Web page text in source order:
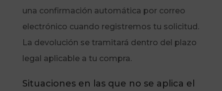
una confirmación automática por correo
electrónico cuando registremos tu solicitud.
La devolución se tramitará dentro del plazo
legal aplicable a tu compra.
Situaciones en las que no se aplica el